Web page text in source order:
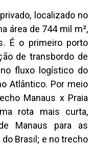
localizado no
área de 744 mil m²,
É o primeiro porto
de transbordo de
fluxo logístico do
Atlântico. Por meio
Manaus x Praia
rota mais curta,
Manaus para as
Brasil; e no trecho